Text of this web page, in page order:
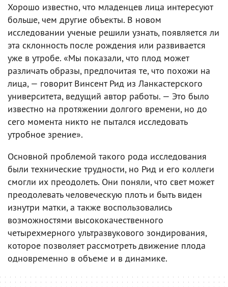
Хорошо известно, что младенцев лица интересуют
больше, чем другие объекты. В новом
исследовании ученые решили узнать, появляется ли
эта склонность после рождения или развивается
уже в утробе. «Мы показали, что плод может
различать образы, предпочитая те, что похожи на
лица, — говорит Винсент Рид из Ланкастерского
университета, ведущий автор работы. — Это было
известно на протяжении долгого времени, но до
сего момента никто не пытался исследовать
утробное зрение».
Основной проблемой такого рода исследования
были технические трудности, но Рид и его коллеги
смогли их преодолеть. Они поняли, что свет может
преодолевать человеческую плоть и быть виден
изнутри матки, а также воспользовались
возможностями высококачественного
четырехмерного ультразвукового зондирования,
которое позволяет рассмотреть движение плода
одновременно в объеме и в динамике.